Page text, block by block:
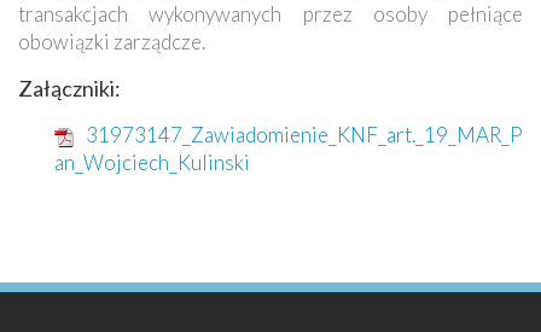
transakcjach wykonywanych przez osoby pełniące
obowiązki zarządcze.
Załączniki:
31973147_Zawiadomienie_KNF_art._19_MAR_P
an_Wojciech_Kulinski